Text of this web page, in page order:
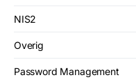
NIS2
Overig
Password Management